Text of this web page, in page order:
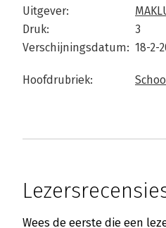
Uitgever:
Druk:
3
Verschijningsdatum: 18-2-
Hoofdrubriek:
Wees de eerste die een